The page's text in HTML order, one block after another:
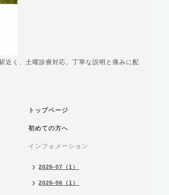
近く、土曜診療対応。丁寧な説明と痛みに配
トップページ
初めての方へ
インフォメーション
2026-07（1）
2026-06（1）